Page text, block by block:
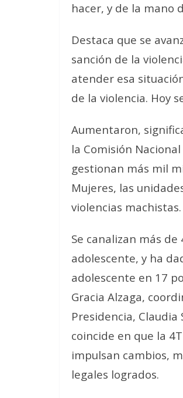
hacer, y de la mano
Destaca que se
sanción de la
atender esa
de la violencia. Hoy
Aumentaron,
la Comisión
gestionan más mil
Mujeres, las
violencias machistas.
Se canalizan más de
adolescente, y ha
adolescente en 17
Gracia Alzaga,
Presidencia,
coincide en que la 4T
impulsan cambios,
legales logrados.